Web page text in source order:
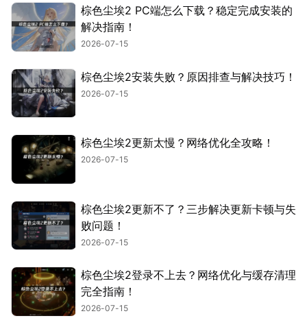
棕色尘埃2 PC端怎么下载？稳定完成安装的
解决指南！
2026-07-15
棕色尘埃2安装失败？原因排查与解决技巧！
2026-07-15
棕色尘埃2更新太慢？网络优化全攻略！
2026-07-15
棕色尘埃2更新不了？三步解决更新卡顿与失
败问题！
2026-07-15
棕色尘埃2登录不上去？网络优化与缓存清理
完全指南！
2026-07-15